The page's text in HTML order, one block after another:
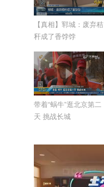
【真相】郓城：废弃秸
秆成了香饽饽
带着“蜗牛”逛北京第二
天 挑战长城